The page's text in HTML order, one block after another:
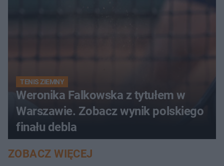
TENIS ZIEMNY
Weronika Falkowska z tytułem w
Warszawie. Zobacz wynik polskiego
finału debla
ZOBACZ WIĘCEJ